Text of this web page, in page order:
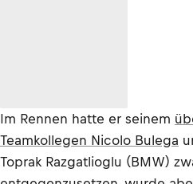
Im Rennen hatte er seinem
Teamkollegen Nicolo Bulega
Toprak Razgatlioglu (BMW)